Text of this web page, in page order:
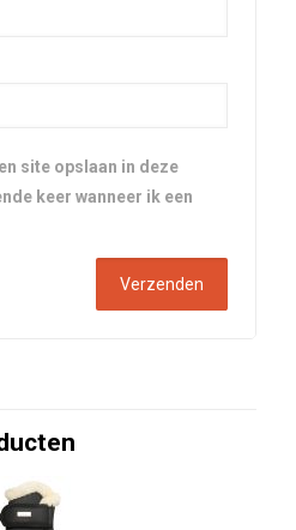
site opslaan in deze
keer wanneer ik een